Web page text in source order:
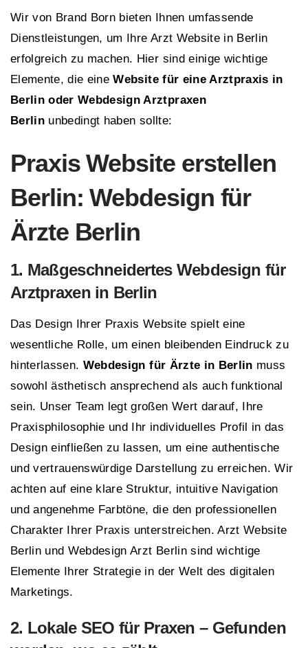
Wir von Brand Born bieten Ihnen umfassende
Dienstleistungen, um Ihre Arzt Website in Berlin
erfolgreich zu machen. Hier sind einige wichtige
Elemente, die eineWebsite für eine Arztpraxis in
Berlin oder Webdesign Arztpraxen
Berlin unbedingt haben sollte:
Praxis Website erstellen
Berlin: Webdesign für
Ärzte Berlin
1. Maßgeschneidertes Webdesign für
Arztpraxen in Berlin
Das Design Ihrer Praxis Website spielt eine
wesentliche Rolle, um einen bleibenden Eindruck zu
hinterlassen. Webdesign für Ärzte in Berlin muss
sowohl ästhetisch ansprechend als auch funktional
sein. Unser Team legt großen Wert darauf, Ihre
Praxisphilosophie und Ihr individuelles Profil in das
Design einfließen zu lassen, um eine authentische
und vertrauenswürdige Darstellung zu erreichen. Wir
achten auf eine klare Struktur, intuitive Navigation
und angenehme Farbtöne, die den professionellen
Charakter Ihrer Praxis unterstreichen. Arzt Website
Berlin und Webdesign Arzt Berlin sind wichtige
Elemente Ihrer Strategie in der Welt des digitalen
Marketings.
2. Lokale SEO für Praxen – Gefunden